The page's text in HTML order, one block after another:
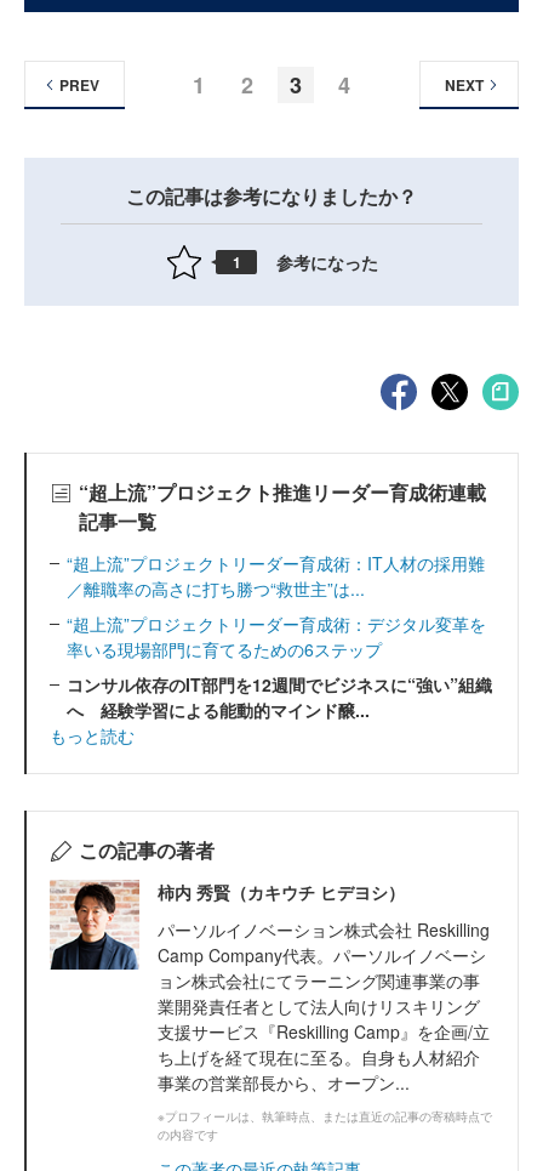
1 2 3 4
PREV NEXT
この記事は参考になりましたか？
1 参考になった
“超上流”プロジェクト推進リーダー育成術連載
記事一覧
“超上流”プロジェクトリーダー育成術：IT人材の採用難
／離職率の高さに打ち勝つ“救世主”は...
“超上流”プロジェクトリーダー育成術：デジタル変革を
率いる現場部門に育てるための6ステップ
コンサル依存のIT部門を12週間でビジネスに“強い”組織
へ 経験学習による能動的マインド醸...
もっと読む
この記事の著者
柿内 秀賢（カキウチ ヒデヨシ）
パーソルイノベーション株式会社 Reskilling
Camp Company代表。パーソルイノベーシ
ョン株式会社にてラーニング関連事業の事
業開発責任者として法人向けリスキリング
支援サービス『Reskilling Camp』を企画/立
ち上げを経て現在に至る。自身も人材紹介
事業の営業部長から、オープン...
※プロフィールは、執筆時点、または直近の記事の寄稿時点で
の内容です